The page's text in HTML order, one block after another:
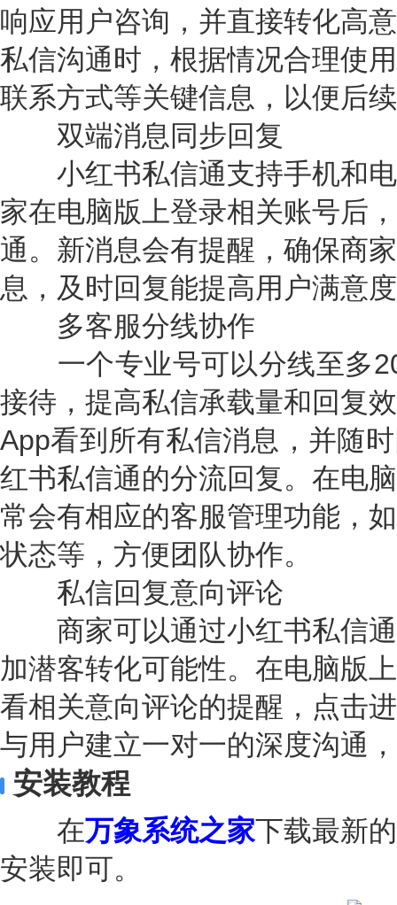
响应用户咨询，并直接转化高
私信沟通时，根据情况合理使
联系方式等关键信息，以便后
双端消息同步回复
小红书私信通支持手机和电
家在电脑版上登录相关账号后
通。新消息会有提醒，确保商
息，及时回复能提高用户满意
多客服分线协作
一个专业号可以分线至多
接待，提高私信承载量和回复
App看到所有私信消息，并随
红书私信通的分流回复。在电
常会有相应的客服管理功能，
状态等，方便团队协作。
私信回复意向评论
商家可以通过小红书私信通
加潜客转化可能性。在电脑版
看相关意向评论的提醒，点击
与用户建立一对一的深度沟通
安装教程
在万象系统之家下载最新
安装即可。